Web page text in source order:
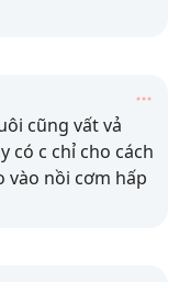
cũng vất vả
có c chỉ cho cách
vào nồi cơm hấp